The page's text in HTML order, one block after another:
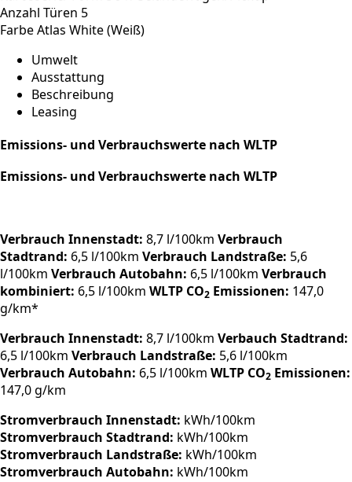
Anzahl Türen 5
FarbeAtlas White (Weiß)
Umwelt
Ausstattung
Beschreibung
Leasing
Emissions- und Verbrauchswerte nach WLTP
Emissions- und Verbrauchswerte nach WLTP
Verbrauch Innenstadt: 8,7 l/100km Verbrauch
Stadtrand: 6,5 l/100km Verbrauch Landstraße: 5,6
l/100km Verbrauch Autobahn: 6,5 l/100km Verbrauch
kombiniert: 6,5 l/100km WLTP CO2 Emissionen: 147,0
g/km*
Verbrauch Innenstadt: 8,7 l/100km Verbauch Stadtrand:
6,5 l/100km Verbrauch Landstraße: 5,6 l/100km
Verbrauch Autobahn: 6,5 l/100km WLTP CO2 Emissionen:
147,0 g/km
Stromverbrauch Innenstadt: kWh/100km
Stromverbrauch Stadtrand: kWh/100km
Stromverbrauch Landstraße: kWh/100km
Stromverbrauch Autobahn: kWh/100km